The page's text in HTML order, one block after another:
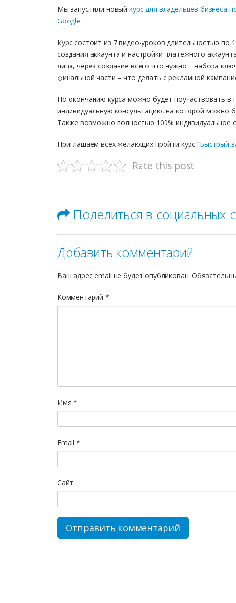
Мы запустили новый курс для владельцев бизнеса
Google.
Курс состоит из 7 видео-уроков длительностью
создания аккаунта и настройки платежного
лица, через создание всего что нужно – набора
финальной части – что делать с рекламной
По окончанию курса можно будет поучаствовать в
индивидуальную консультацию, на которой можно
Также возможно полностью 100% индивидуальное
Приглашаем всех желающих пройти курс “Быстрый
Rate this post
Поделиться в социальных
Добавить комментарий
Ваш адрес email не будет опубликован.
Комментарий *
Имя *
Email *
Сайт